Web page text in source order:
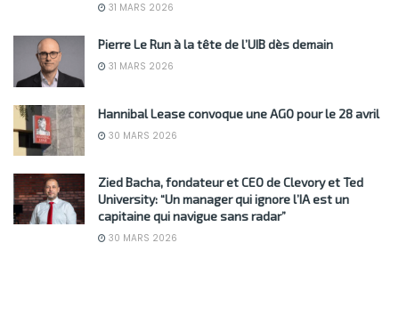
31 MARS 2026
Pierre Le Run à la tête de l’UIB dès demain
31 MARS 2026
Hannibal Lease convoque une AGO pour le 28 avril
30 MARS 2026
Zied Bacha, fondateur et CEO de Clevory et Ted
University: “Un manager qui ignore l’IA est un
capitaine qui navigue sans radar”
30 MARS 2026